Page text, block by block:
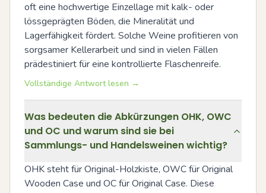
oft eine hochwertige Einzellage mit kalk- oder
lössgeprägten Böden, die Mineralität und
Lagerfähigkeit fördert. Solche Weine profitieren von
sorgsamer Kellerarbeit und sind in vielen Fällen
prädestiniert für eine kontrollierte Flaschenreife.
Vollständige Antwort lesen →
Was bedeuten die Abkürzungen OHK, OWC
und OC und warum sind sie bei
Sammlungs- und Handelsweinen wichtig?
OHK steht für Original-Holzkiste, OWC für Original
Wooden Case und OC für Original Case. Diese